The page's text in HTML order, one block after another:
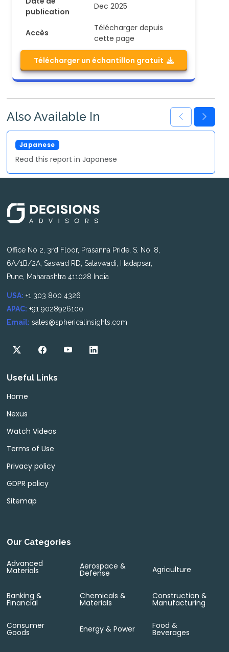
publication
Dec 2025
Accès
Télécharger depuis
cette page
Télécharger un échantillon gratuit
Also Available In
Japanese
Read this report in Japanese
Office No 2, 3rd Floor, Prasanna Pride, S. No. 8,
6A/1B/2A, Saswad RD, Satavwadi, Hadapsar,
Pune, Maharashtra 411028 India
USA: +1 303 800 4326
APAC: +91 9028926100
Email: sales@sphericalinsights.com
Useful Links
Home
Nexus
Watch Videos
Terms of Use
Privacy policy
GDPR policy
Sitemap
Our Categories
Advanced
Materials Aerospace &
Defense Agriculture
Banking &
Financial
Chemicals &
Materials
Construction &
Manufacturing
Consumer
Goods Energy & Power Food &
Beverages